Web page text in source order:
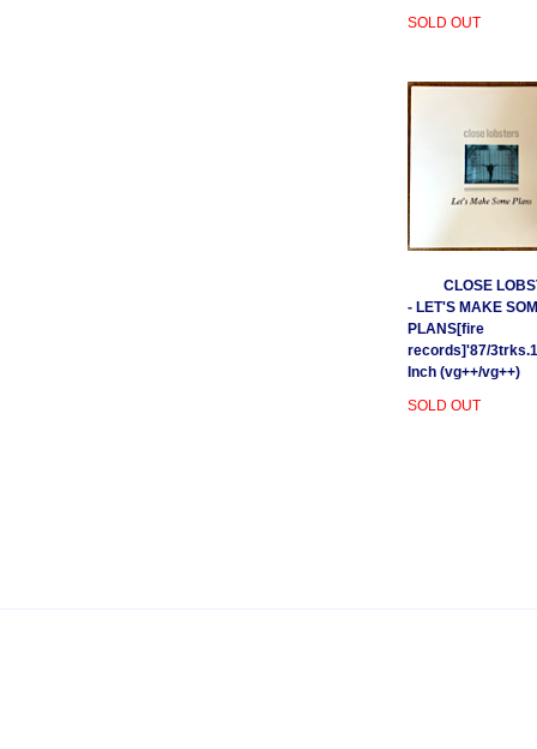
SOLD OUT
CLOSE
- LET'S MAKE
PLANS[fire
records]'87/
Inch (vg++/vg++)
SOLD OUT